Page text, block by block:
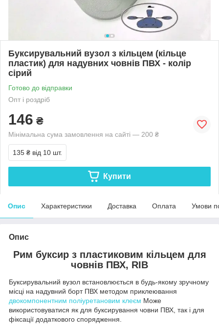
Буксирувальний вузол з кільцем (кільце
пластик) для надувних човнів ПВХ - колір
сірий
Готово до відправки
Опт і роздріб
146 ₴
Мінімальна сума замовлення на сайті — 200 ₴
135 ₴ від 10 шт.
Купити
Опис Характеристики Доставка Оплата Умови
Опис
Рим буксир з пластиковим кільцем для
човнів ПВХ, RIB
Буксирувальний вузол встановлюється в будь-якому зручному
місці на надувний борт ПВХ методом приклеювання
двокомпонентним поліуретановим клеєм Може
використовуватися як для буксирування човни ПВХ, так і для
фіксації додаткового спорядження.